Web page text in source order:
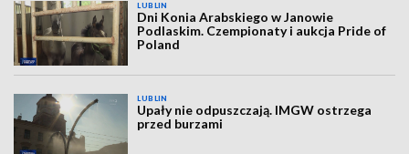
LUBLIN
Dni Konia Arabskiego w Janowie
Podlaskim. Czempionaty i aukcja Pride of
Poland
LUBLIN
Upały nie odpuszczają. IMGW ostrzega
przed burzami